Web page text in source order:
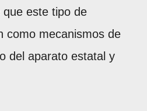
este tipo de
como mecanismos de
del aparato estatal y